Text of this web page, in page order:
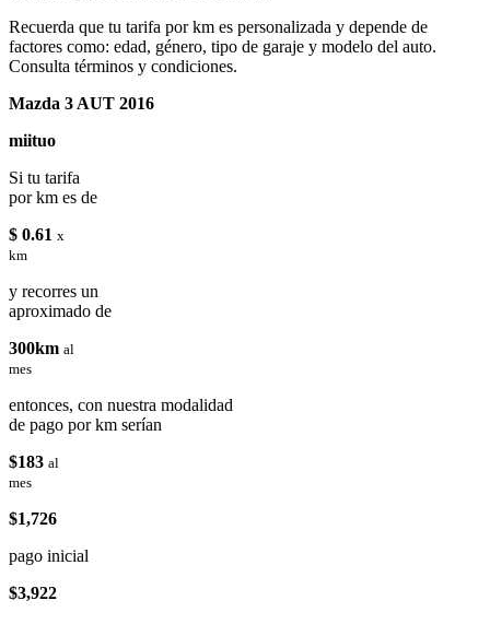
Recuerda que tu tarifa por km es personalizada y depende de
factores como: edad, género, tipo de garaje y modelo del auto.
Consulta términos y condiciones.
Mazda 3 AUT 2016
miituo
Si tu tarifa
por km es de
$ 0.61 x
km
y recorres un
aproximado de
300km al
mes
entonces, con nuestra modalidad
de pago por km serían
$183 al
mes
$1,726
pago inicial
$3,922